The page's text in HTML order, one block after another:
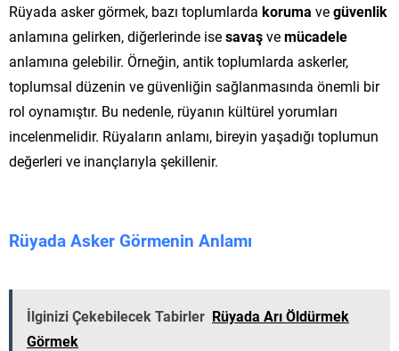
Rüyada asker görmek, bazı toplumlarda koruma vegüvenlik
anlamına gelirken, diğerlerinde isesavaşvemücadele
anlamına gelebilir. Örneğin, antik toplumlarda askerler,
toplumsal düzenin ve güvenliğin sağlanmasında önemli bir
rol oynamıştır. Bu nedenle, rüyanın kültürel yorumları
incelenmelidir. Rüyaların anlamı, bireyin yaşadığı toplumun
değerleri ve inançlarıyla şekillenir.
Rüyada Asker Görmenin Anlamı
İlginizi Çekebilecek Tabirler Rüyada Arı Öldürmek
Görmek